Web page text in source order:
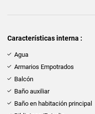
Características interna :
Agua
Armarios Empotrados
Balcón
Baño auxiliar
Baño en habitación principal